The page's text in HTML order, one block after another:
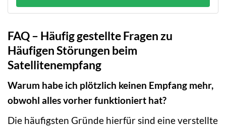
FAQ – Häufig gestellte Fragen zu
Häufigen Störungen beim
Satellitenempfang
Warum habe ich plötzlich keinen Empfang mehr,
obwohl alles vorher funktioniert hat?
Die häufigsten Gründe hierfür sind eine verstellte